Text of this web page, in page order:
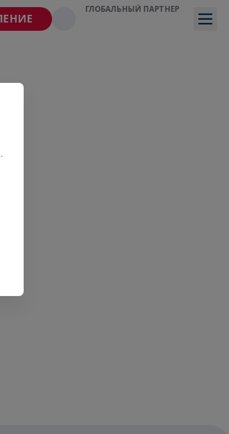
ГЛОБАЛЬНЫЙ ПАРТНЕР